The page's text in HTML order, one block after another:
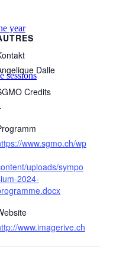
year
sessionsDalle
Credits
www.sgmo.ch/wp
uploads/sympo
2024-
www.imagerive.ch